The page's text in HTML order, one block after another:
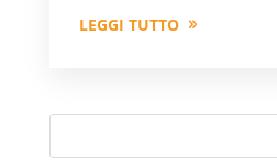
LEGGI TUTTO